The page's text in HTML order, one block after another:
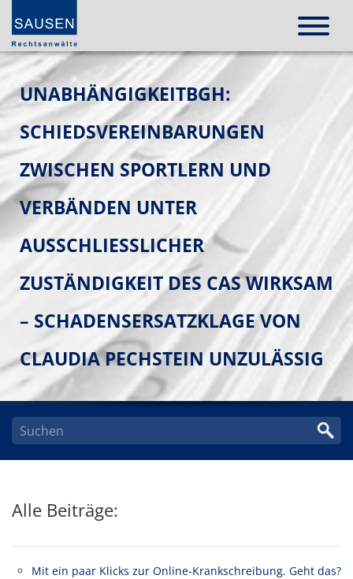
UNABHÄNGIGKEITBGH:
SCHIEDSVEREINBARUNGEN
ZWISCHEN SPORTLERN UND
VERBÄNDEN UNTER
AUSSCHLIESSLICHER Z
USTÄNDIGKEIT DES CAS WIRKSAM –
SCHADENSERSATZKLAGE VON C
LAUDIA PECHSTEIN UNZULÄSSIG
Alle Beiträge:
Mit ein paar Klicks zur Online-Krankschreibung. Geht das?